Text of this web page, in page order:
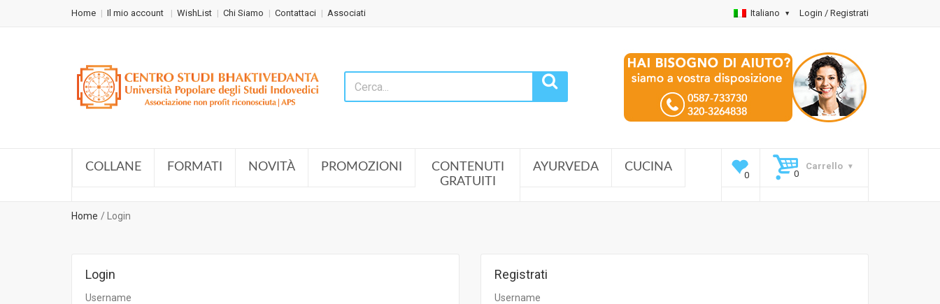
Home Il mio account WishList Chi Siamo Contattaci Associati Login / Registrati
Italiano
COLLANE FORMATI NOVITÀ PROMOZIONI
CONTENUTI
GRATUITI
AYURVEDA CUCINA Carrello
Home Login
Login
Username
Registrati
Username